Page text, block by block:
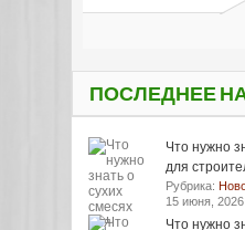
ПОСЛЕДНЕЕ
Что нужно
для
Рубрика:
15 июня, 2026
Что нужно